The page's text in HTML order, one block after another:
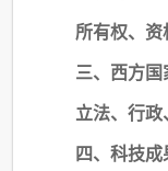
所有权、资
三、西方国
立法、行政
四、科技成